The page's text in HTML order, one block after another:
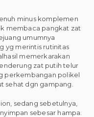
minus komplemen
membaca pangkat zat
umumnya
yg merintis rutinitas
memerkarakan
zat putih telur
perkembangan polikel
sehat dgn gampang.
sedang sebetulnya,
sebesar hampa.